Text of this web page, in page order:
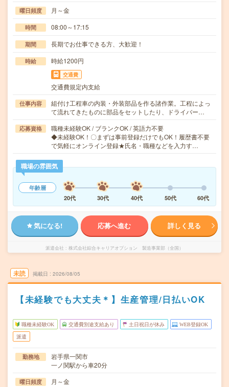
曜日頻度 月～金
時間 08:00～17:15
期間 長期でお仕事できる方、大歓迎！
時給 時給1200円
交通費
交通費規定内支給
仕事内容
組付け工程車の内装・外装部品を作る諸作業。工程によっ
て流れてきたものに部品をセットしたり、ドライバー…
応募資格
職種未経験OK / ブランクOK / 英語力不要
◆未経験OK！〇まずは事前登録だけでもOK！履歴書不要
で気軽にオンライン登録★氏名・職種などを入力す…
職場の雰囲気
年齢層
20代
30代 40代 50代 60代
気になる! 応募へ進む 詳しく見る
派遣会社 株式会社綜合キャリアオプション 製造事業部（全国）
未読 掲載日 2026/08/05
【未経験でも大丈夫＊】生産管理/日払いOK
職種未経験OK 交通費別途支給あり 土日祝日が休み WEB登録OK
派遣
勤務地
岩手県一関市
一ノ関駅から車20分
曜日頻度 月～金